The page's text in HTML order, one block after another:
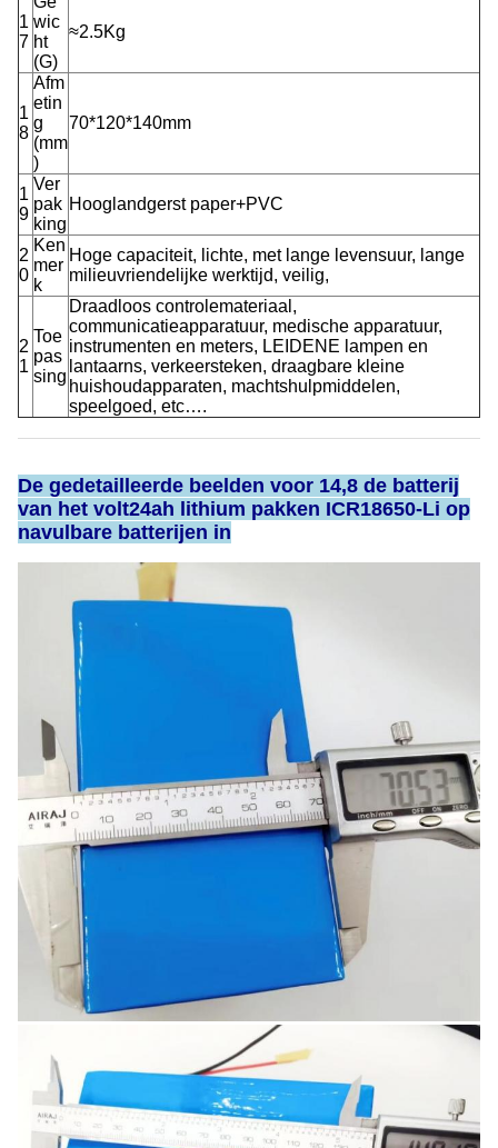
1
7
wic
ht
(G)
≈2.5Kg
1
8
Afm
etin
g
(mm
)
70*120*140mm
1
9
Ver
pak
king
Hooglandgerst paper+PVC
2
0
Ken
mer
k
Hoge capaciteit, lichte, met lange levensuur, lange
milieuvriendelijke werktijd, veilig,
2
1
Toe
pas
sing
Draadloos controlemateriaal,
communicatieapparatuur, medische apparatuur,
instrumenten en meters, LEIDENE lampen en
lantaarns, verkeersteken, draagbare kleine
huishoudapparaten, machtshulpmiddelen,
speelgoed, etc….
De gedetailleerde beelden voor 14,8 de batterij
van het volt24ah lithium pakken ICR18650-Li op
navulbare batterijen in